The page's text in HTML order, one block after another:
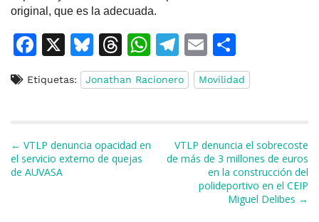
original, que es la adecuada.
F
c
b
o
o
X
Bl
u
e
y
T
h
re
d
s
W
h
at
T
el
e
a
m
E
m
ai
o
m
ar
ti
r
Etiquetas: Jonathan Racionero Movilidad
Navegación de entradas
← VTLP denuncia opacidad en
el servicio externo de quejas
de AUVASA
VTLP denuncia el sobrecoste
de más de 3 millones de euros
en la construcción del
polideportivo en el CEIP
Miguel Delibes →